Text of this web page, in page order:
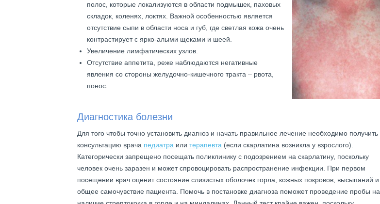
полос, которые локализуются в области подмышек, паховых
складок, коленях, локтях. Важной особенностью является
отсутствие сыпи в области носа и губ, где светлая кожа очень
контрастирует с ярко-алыми щеками и шеей.
Увеличение лимфатических узлов.
Отсутствие аппетита, реже наблюдаются негативные
явления со стороны желудочно-кишечного тракта – рвота,
понос.
Диагностика болезни
Для того чтобы точно установить диагноз и начать правильное лечение необходимо получить
консультацию врача педиатра или терапевта (если скарлатина возникла у взрослого).
Категорически запрещено посещать поликлинику с подозрением на скарлатину, поскольку
человек очень заразен и может спровоцировать распространение инфекции. При первом
посещении врач оценит состояние слизистых оболочек горла, кожных покровов, высыпаний и
общее самочувствие пациента. Помочь в постановке диагноза поможет проведение пробы на